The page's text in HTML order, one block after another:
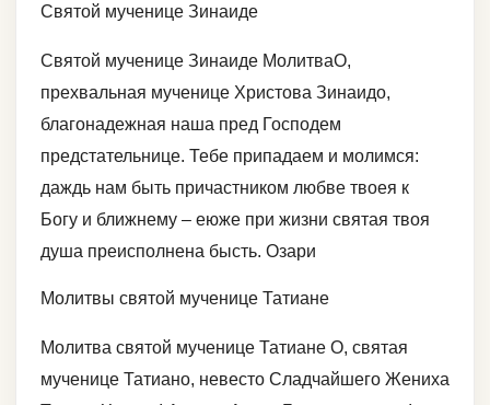
Святой мученице Зинаиде
Святой мученице Зинаиде МолитваО,
прехвальная мученице Христова Зинаидо,
благонадежная наша пред Господем
предстательнице. Тебе припадаем и молимся:
даждь нам быть причастником любве твоея к
Богу и ближнему – еюже при жизни святая твоя
душа преисполнена бысть. Озари
Молитвы святой мученице Татиане
Молитва святой мученице Татиане О, святая
мученице Татиано, невесто Сладчайшего Жениха